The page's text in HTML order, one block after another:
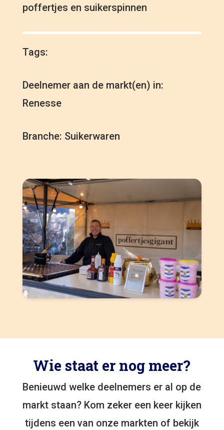
poffertjes en suikerspinnen
Tags:
Deelnemer aan de markt(en) in:
Renesse
Branche: Suikerwaren
Wie staat er nog meer?
Benieuwd welke deelnemers er al op de
markt staan? Kom zeker een keer kijken
tijdens een van onze markten of bekijk